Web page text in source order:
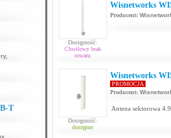
,
T
,
Dostępność:
Chwilowy brak
towaru
Wisnetworks
Producent:
Dostępność:
dostępne
Wisnetworks
PROMOCJA
Producent:
Antena sektorowa